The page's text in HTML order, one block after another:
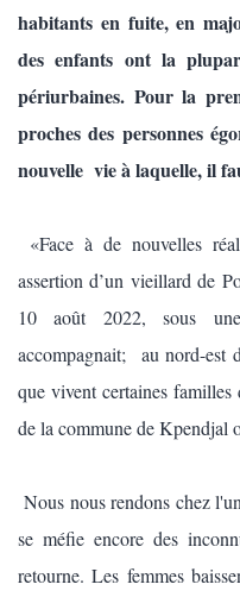
habitants en fuite, en
des enfants ont la
périurbaines. Pour la
proches des personnes
nouvelle vie à laquelle, il
«Face à de nouvelles
assertion d’un vieillard de
10 août 2022, sous
accompagnait; au nord-est
que vivent certaines
de la commune de Kpendjal
Nous nous rendons chez
se méfie encore des
retourne. Les femmes